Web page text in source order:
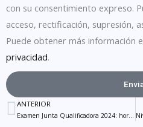
con su consentimiento expreso.
acceso, rectificación, supresión,
Puede obtener más información
privacidad.
Ant
ANTERIOR
Examen Junta Qualificadora 2024: horaris i matriculació